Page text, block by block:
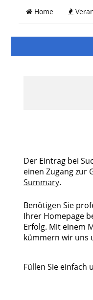
Home
Der Eintrag bei
einen Zugang zur
Summary.
Benötigen Sie
Ihrer Homepage
Erfolg. Mit einem
kümmern wir uns
Füllen Sie